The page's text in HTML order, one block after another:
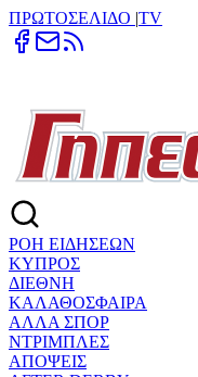
ΠΡΩΤΟΣΕΛΙΔΟ |TV
ΡΟΗ ΕΙΔΗΣΕΩΝ
ΚΥΠΡΟΣ
ΔΙΕΘΝΗ
ΚΑΛΑΘΟΣΦΑΙΡΑ
ΑΛΛΑ ΣΠΟΡ
ΝΤΡΙΜΠΛΕΣ
ΑΠΟΨΕΙΣ